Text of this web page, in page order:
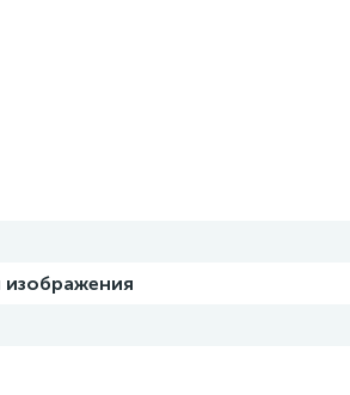
изображения